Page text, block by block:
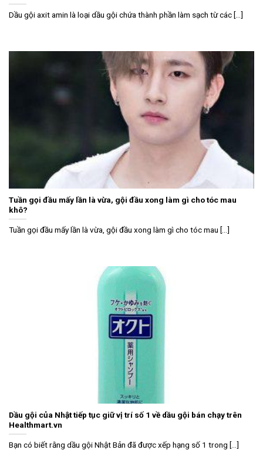
Dầu gội axit amin là loại dầu gội chứa thành phần làm sạch từ các [...]
Tuần gọi đầu mấy lần là vừa, gội đầu xong làm gì cho tóc mau
khô?
Tuần gọi đầu mấy lần là vừa, gội đầu xong làm gì cho tóc mau [...]
Dầu gội của Nhật tiếp tục giữ vị trí số 1 về dầu gội bán chạy trên
Healthmart.vn
Bạn có biết rằng dầu gội Nhật Bản đã được xếp hạng số 1 trong [...]